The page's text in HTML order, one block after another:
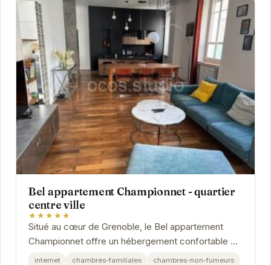
Bel appartement Championnet - quartier
centre ville
★★★★★
Situé au cœur de Grenoble, le Bel appartement
Championnet offre un hébergement confortable et
moderne. Idéal pour les familles et les groupes...
internet chambres-familiales chambres-non-fumeurs